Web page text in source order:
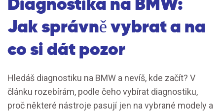
Jak správně vybrat a na
co si dát pozor
Hledáš diagnostiku na BMW a nevíš, kde začít? V
článku rozebírám, podle čeho vybírat diagnostiku,
proč některé nástroje pasují jen na vybrané modely a